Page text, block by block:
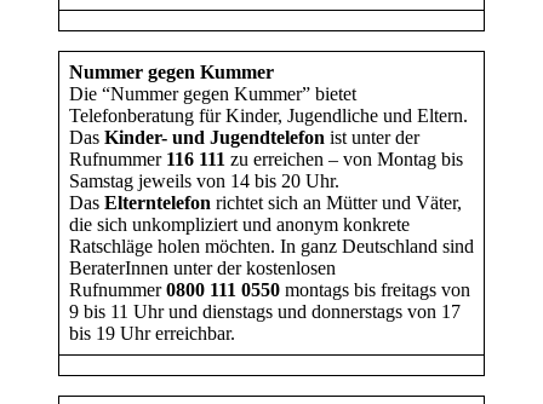
Nummer gegen Kummer
Die “Nummer gegen Kummer” bietet
Telefonberatung für Kinder, Jugendliche und Eltern.
Das Kinder- und Jugendtelefon ist unter der
Rufnummer 116 111 zu erreichen – von Montag bis
Samstag jeweils von 14 bis 20 Uhr.
Das Elterntelefon richtet sich an Mütter und Väter,
die sich unkompliziert und anonym konkrete
Ratschläge holen möchten. In ganz Deutschland sind
BeraterInnen unter der kostenlosen
Rufnummer0800 111 0550 montags bis freitags von
9 bis 11 Uhr und dienstags und donnerstags von 17
bis 19 Uhr erreichbar.